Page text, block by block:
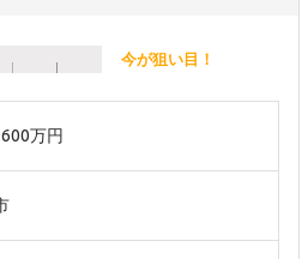
今が狙い目！
万円